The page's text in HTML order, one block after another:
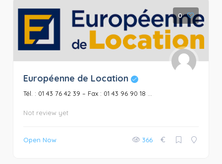
0
Européenne de Location
Tél. : 01 43 76 42 39 – Fax : 01 43 96 90 18 ...
Not review yet
Open Now 366 €